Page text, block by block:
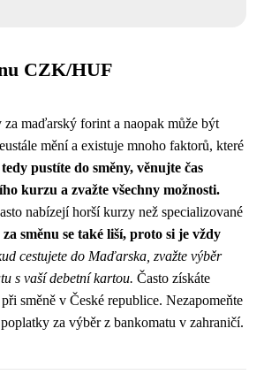
CZK/HUF
za maďarský forint a naopak může být
mění a existuje mnoho faktorů, které
tedy pustíte do směny, věnujte čas
kurzu a zvažte všechny možnosti.
nabízejí horší kurzy než specializované
směnu se také liší, proto si je vždy
cestujete do Maďarska, zvažte výběr
s vaší debetní kartou. Často získáte
směně v České republice. Nezapomeňte
za výběr z bankomatu v zahraničí.